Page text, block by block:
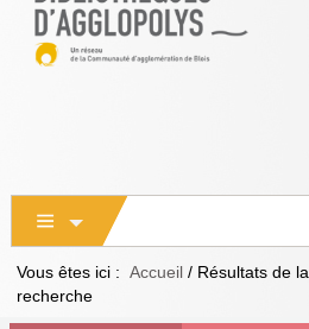
Vous êtes ici : Accueil / Résultats de la
recherche